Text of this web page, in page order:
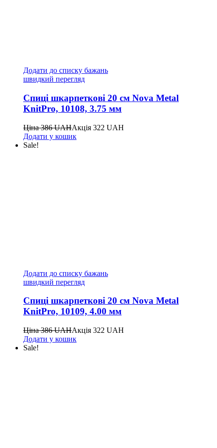
Додати до списку бажань
швидкий перегляд
Спиці шкарпеткові 20 см Nova Metal
KnitPro, 10108, 3.75 мм
Ціна386UAHАкція 322 UAH
Додати у кошик
Sale!
Додати до списку бажань
швидкий перегляд
Спиці шкарпеткові 20 см Nova Metal
KnitPro, 10109, 4.00 мм
Ціна386UAHАкція 322 UAH
Додати у кошик
Sale!